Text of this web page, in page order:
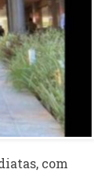
com